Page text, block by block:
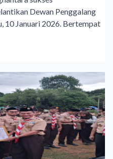
Dewan Penggalang
10 Januari 2026. Bertempat